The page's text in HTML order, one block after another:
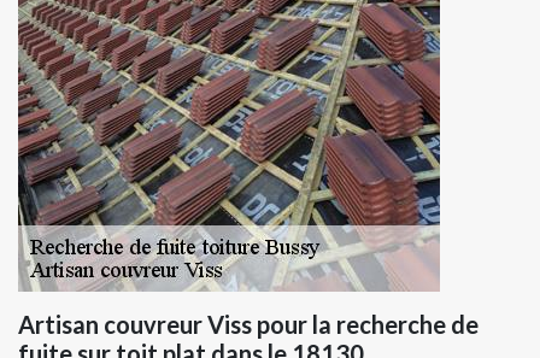
Artisan couvreur Viss pour la recherche de